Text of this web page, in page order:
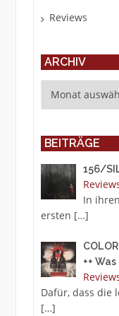
Reviews
ARCHIV
BEITRÄGE
156/
In
ersten […]
++
Dafür, dass die
[…]